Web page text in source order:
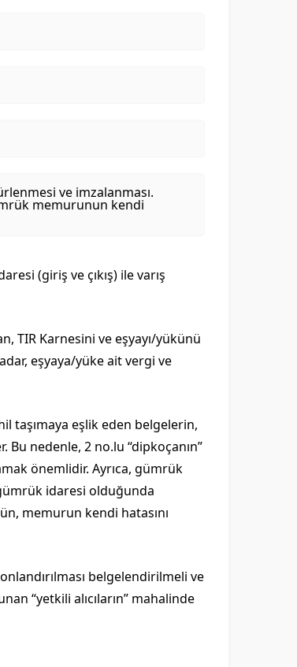
ve imzalanması.
memurunun kendi
(giriş ve çıkış) ile varış
TIR Karnesini ve eşyayı/yükünü
eşyaya/yüke ait vergi ve
taşımaya eşlik eden belgelerin,
nedenle, 2 no.lu “dipkoçanın”
önemlidir. Ayrıca, gümrük
idaresi olduğunda
memurun kendi hatasını
belgelendirilmeli ve
“yetkili alıcıların” mahalinde